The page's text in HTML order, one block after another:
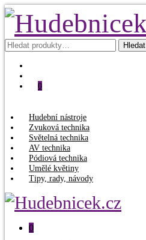
Hledat: Hledat
0
Hudební nástroje
Zvuková technika
Světelná technika
AV technika
Pódiová technika
Umělé květiny
Tipy, rady, návody
0